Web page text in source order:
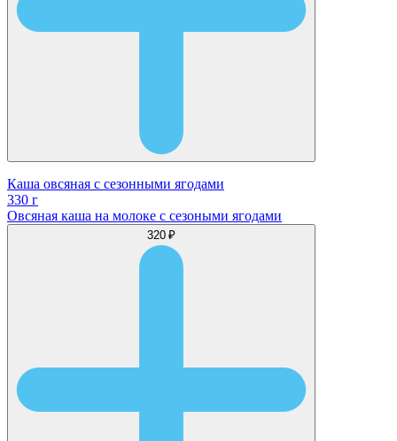
Каша овсяная с сезонными ягодами
330 г
Овсяная каша на молоке с сезоными ягодами
320 ₽